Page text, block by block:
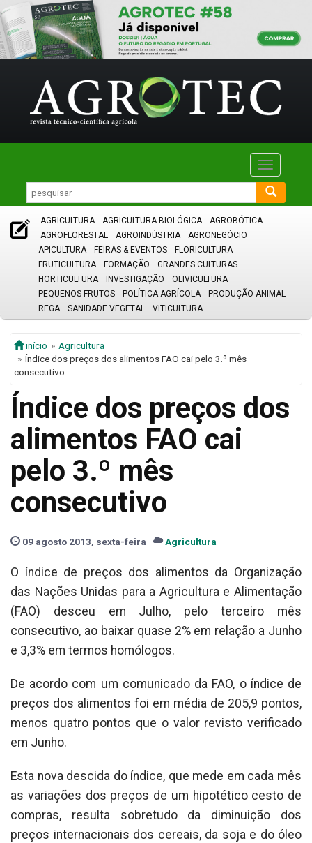
Toggle
AGRICULTURA AGRICULTURA BIOLÓGICA
AGROBÓTICA
AGROFLORESTAL
AGROINDÚSTRIA
AGRONEGÓCIO
APICULTURA
FEIRAS & EVENTOS
FLORICULTURA
FRUTICULTURA
FORMAÇÃO
GRANDES CULTURAS
HORTICULTURA
INVESTIGAÇÃO
OLIVICULTURA
PEQUENOS FRUTOS
POLÍTICA AGRÍCOLA
PRODUÇÃO ANIMAL
REGA
SANIDADE VEGETAL VITICULTURA
início
Agricultura
Índice dos preços dos alimentos FAO cai pelo 3.º mês
consecutivo
Índice dos preços dos
alimentos FAO cai
pelo 3.º mês
consecutivo
09 agosto 2013, sexta-feira Agricultura
O índice de preços dos alimentos da Organização
das Nações Unidas para a Agricultura e Alimentação
(FAO) desceu em Julho, pelo terceiro mês
consecutivo, ao baixar quase 2% em relação a Junho
e 3,3% em termos homólogos.
De acordo com um comunicado da FAO, o índice de
preços dos alimentos foi em média de 205,9 pontos,
menos quatro pontos que o valor revisto verificado
em Junho.
Esta nova descida do índice, que mede em cada mês
as variações dos preços de um hipotético cesto de
compras, resulta sobretudo da diminuição dos
preços internacionais dos cereais, da soja e do óleo